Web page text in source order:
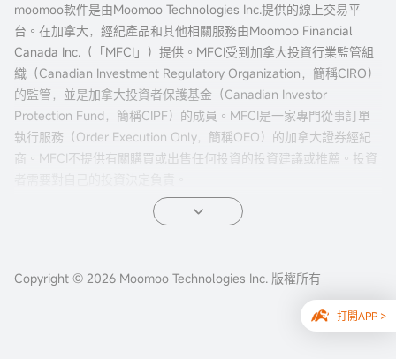
打開APP >
moomoo軟件是由Moomoo Technologies Inc.提供的線上交易平
台。在加拿大，經紀產品和其他相關服務由Moomoo Financial
Canada Inc.（「MFCI」）提供。MFCI受到加拿大投資行業監管組
織（Canadian Investment Regulatory Organization，簡稱CIRO）
的監管，並是加拿大投資者保護基金（Canadian Investor
Protection Fund，簡稱CIPF）的成員。MFCI是一家專門從事訂單
執行服務（Order Execution Only，簡稱OEO）的加拿大證券經紀
商。MFCI不提供有關購買或出售任何投資的投資建議或推薦。投資
所有投資都涉及風險，包括可能的本金損失。過往的證券、市場或
因素而異。市場波動、交易量和系統可用性可能會延遲賬戶訪問和
Copyright © 2026 Moomoo Technologies Inc. 版權所有